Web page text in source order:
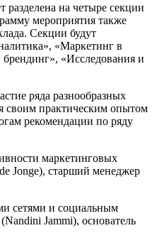
разделена на четыре секции
мероприятия также
Секции будут
«Маркетинг в
«Исследования и
ряда разнообразных
своим практическим опытом
рекомендации по ряду
маркетинговых
Jonge), старший менеджер
сетями и социальным
Jammi), основатель